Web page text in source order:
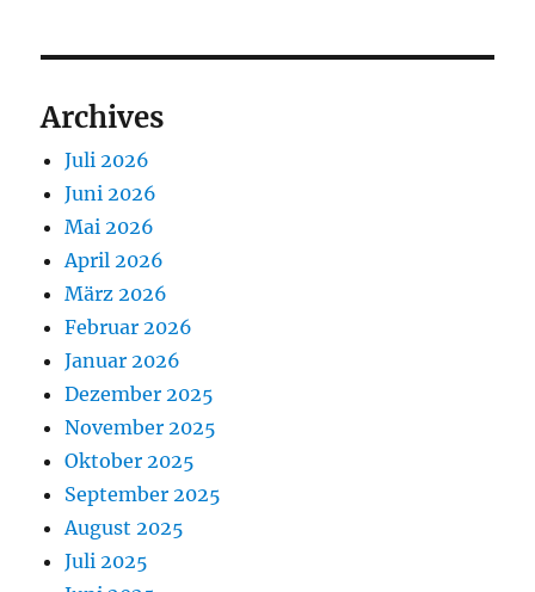
Archives
Juli 2026
Juni 2026
Mai 2026
April 2026
März 2026
Februar 2026
Januar 2026
Dezember 2025
November 2025
Oktober 2025
September 2025
August 2025
Juli 2025